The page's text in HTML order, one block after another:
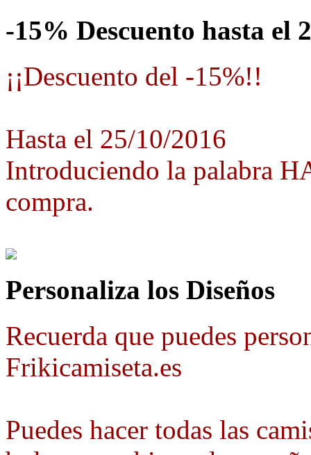
-15% Descuento hasta el
¡¡Descuento del -15%!!
Hasta el 25/10/2016
Introduciendo la palabra
compra.
Personaliza los Diseños
Recuerda que puedes
Frikicamiseta.es
Puedes hacer todas las